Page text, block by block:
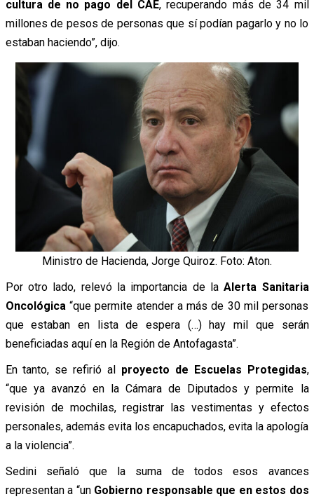
cultura de no pago del CAE, recuperando más de 34 mil
millones de pesos de personas que sí podían pagarlo y no lo
estaban haciendo”, dijo.
Ministro de Hacienda, Jorge Quiroz. Foto: Aton.
Por otro lado, relevó la importancia de laAlerta Sanitaria
Oncológica “que permite atender a más de 30 mil personas
que estaban en lista de espera (…) hay mil que serán
beneficiadas aquí en la Región de Antofagasta”.
En tanto, se refirió al proyecto de Escuelas Protegidas,
“que ya avanzó en la Cámara de Diputados y permite la
revisión de mochilas, registrar las vestimentas y efectos
personales, además evita los encapuchados, evita la apología
a la violencia”.
Sedini señaló que la suma de todos esos avances
representan a “un Gobierno responsable que en estos dos